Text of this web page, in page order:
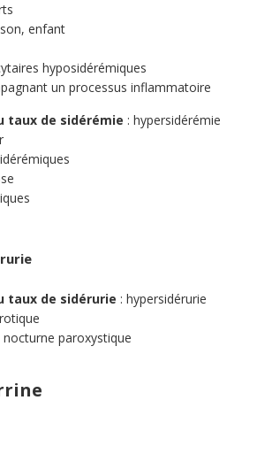
enfant
hyposidérémiques
un processus inflammatoire
taux de sidérémie : hypersidérémie
taux de sidérurie : hypersidérurie
paroxystique